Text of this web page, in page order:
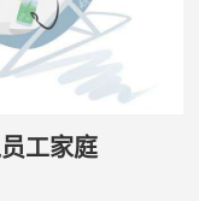
工家庭